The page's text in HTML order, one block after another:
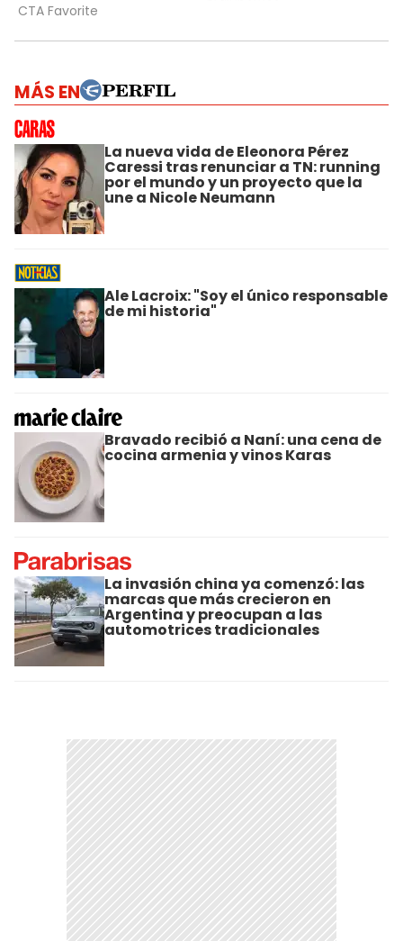
MÁS EN
La nueva vida de Eleonora Pérez
Caressi tras renunciar a TN: running
por el mundo y un proyecto que la
une a Nicole Neumann
Ale Lacroix: "Soy el único responsable
de mi historia"
Bravado recibió a Naní: una cena de
cocina armenia y vinos Karas
La invasión china ya comenzó: las
marcas que más crecieron en
Argentina y preocupan a las
automotrices tradicionales